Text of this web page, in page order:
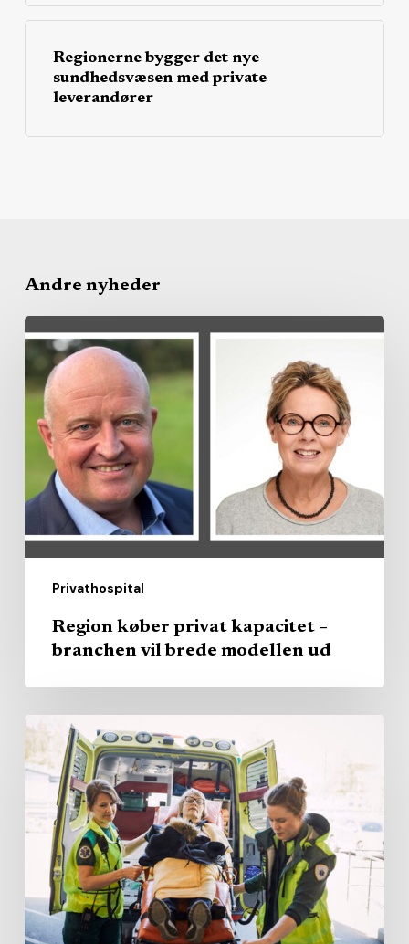
Regionerne bygger det nye
sundhedsvæsen med private
leverandører
Andre nyheder
Privathospital
Region
køber
privat
kapacitet
branchen
brede
modellen
Region køber privat kapacitet –
branchen vil brede modellen ud
AI
skal
hjælpe
ambulancefolk
med
undgå
unødige
indlæggelser